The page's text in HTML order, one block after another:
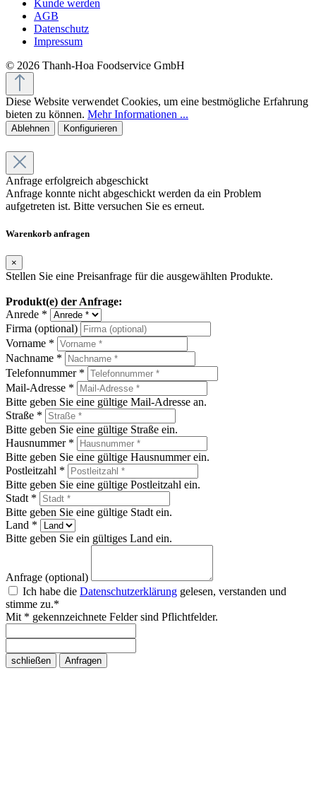
Kunde werden
AGB
Datenschutz
Impressum
© 2026 Thanh-Hoa Foodservice GmbH
Diese Website verwendet Cookies, um eine bestmögliche Erfahrung
bieten zu können. Mehr Informationen ...
Ablehnen Konfigurieren
Anfrage erfolgreich abgeschickt
Anfrage konnte nicht abgeschickt werden da ein Problem
aufgetreten ist. Bitte versuchen Sie es erneut.
Warenkorb anfragen
×
Stellen Sie eine Preisanfrage für die ausgewählten Produkte.
Produkt(e) der Anfrage:
Anrede *
Firma (optional)
Vorname *
Nachname *
Telefonnummer *
Mail-Adresse *
Bitte geben Sie eine gültige Mail-Adresse an.
Straße *
Bitte geben Sie eine gültige Straße ein.
Hausnummer *
Bitte geben Sie eine gültige Hausnummer ein.
Postleitzahl *
Bitte geben Sie eine gültige Postleitzahl ein.
Stadt *
Bitte geben Sie eine gültige Stadt ein.
Land *
Bitte geben Sie ein gültiges Land ein.
Anfrage (optional)
Ich habe die Datenschutzerklärung gelesen, verstanden und
stimme zu.*
Mit * gekennzeichnete Felder sind Pflichtfelder.
schließen Anfragen